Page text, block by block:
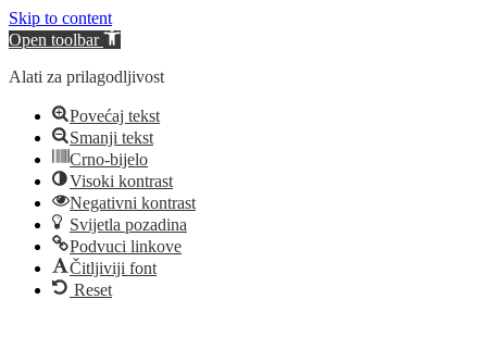
Skip to content
Open toolbar
Alati za prilagodljivost
Povećaj tekst
Smanji tekst
Crno-bijelo
Visoki kontrast
Negativni kontrast
Svijetla pozadina
Podvuci linkove
Čitljiviji font
Reset